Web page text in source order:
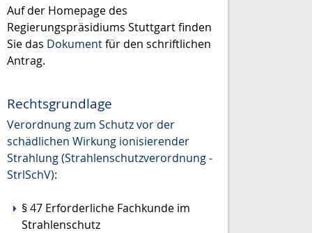
Auf der Homepage des
Regierungspräsidiums Stuttgart finden
Sie das Dokumentfür den schriftlichen
Antrag.
Rechtsgrundlage
Verordnung zum Schutz vor der
schädlichen Wirkung ionisierender
Strahlung (Strahlenschutzverordnung -
StrlSchV):
§ 47 Erforderliche Fachkunde im
Strahlenschutz